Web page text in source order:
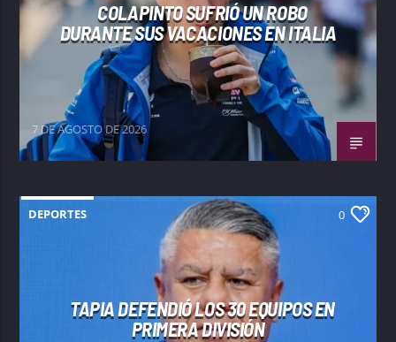
COLAPINTO SUFRIÓ UN ROBO
DURANTE SUS VACACIONES EN ITALIA
7 DE AGOSTO DE 2026
DEPORTES 0
TAPIA DEFENDIÓ LOS 30 EQUIPOS EN
PRIMERA DIVISIÓN